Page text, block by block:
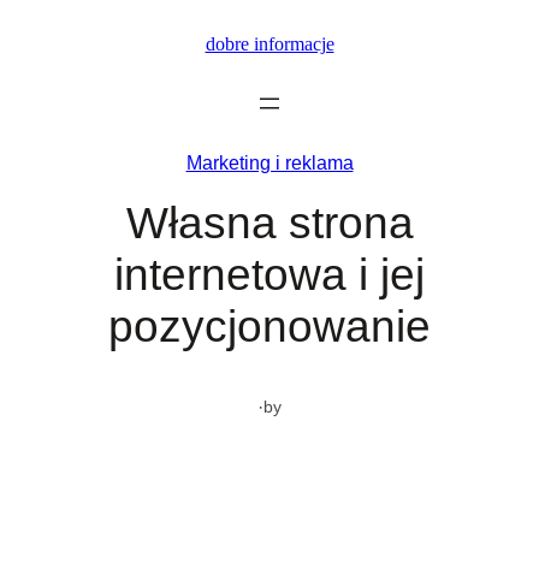
dobre informacje
Marketing i reklama
Własna strona
internetowa i jej
pozycjonowanie
·by